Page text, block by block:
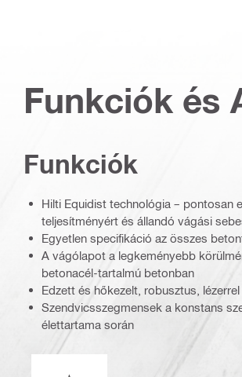
Funkciók és
Funkciók
Hilti Equidist technológia – pontosan
teljesítményért és állandó vágási
Egyetlen specifikáció az összes
A vágólapot a legkeményebb
betonacél-tartalmú betonban
Edzett és hőkezelt, robusztus,
Szendvicsszegmensek a konstans
élettartama során